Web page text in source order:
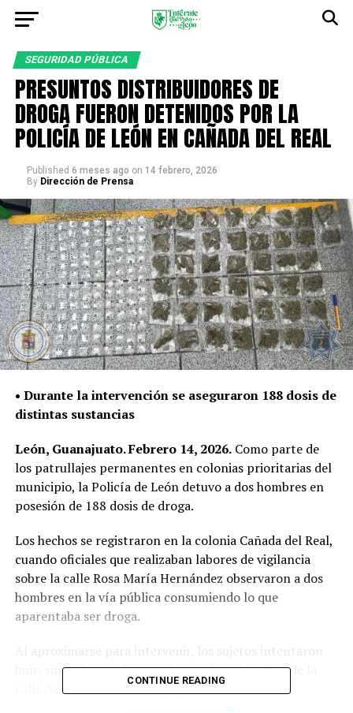
SEGURIDAD PÚBLICA
PRESUNTOS DISTRIBUIDORES DE
DROGA FUERON DETENIDOS POR LA
POLICÍA DE LEÓN EN CAÑADA DEL REAL
Published 6 meses ago on 14 febrero, 2026
By Dirección de Prensa
• Durante la intervención se aseguraron 188 dosis de
distintas sustancias
León, Guanajuato. Febrero 14, 2026.Como parte de
los patrullajes permanentes en colonias prioritarias del
municipio, la Policía de León detuvo a dos hombres en
posesión de 188 dosis de droga.
Los hechos se registraron en la colonia Cañada del Real,
cuando oficiales que realizaban labores de vigilancia
sobre la calle Rosa María Hernández observaron a dos
hombres en la vía pública consumiendo lo que
aparentaba ser droga.
huir; sin embargo, fueron alcanzados a la altura de la
calle Antonio Martínez Aguayo.
CONTINUE READING